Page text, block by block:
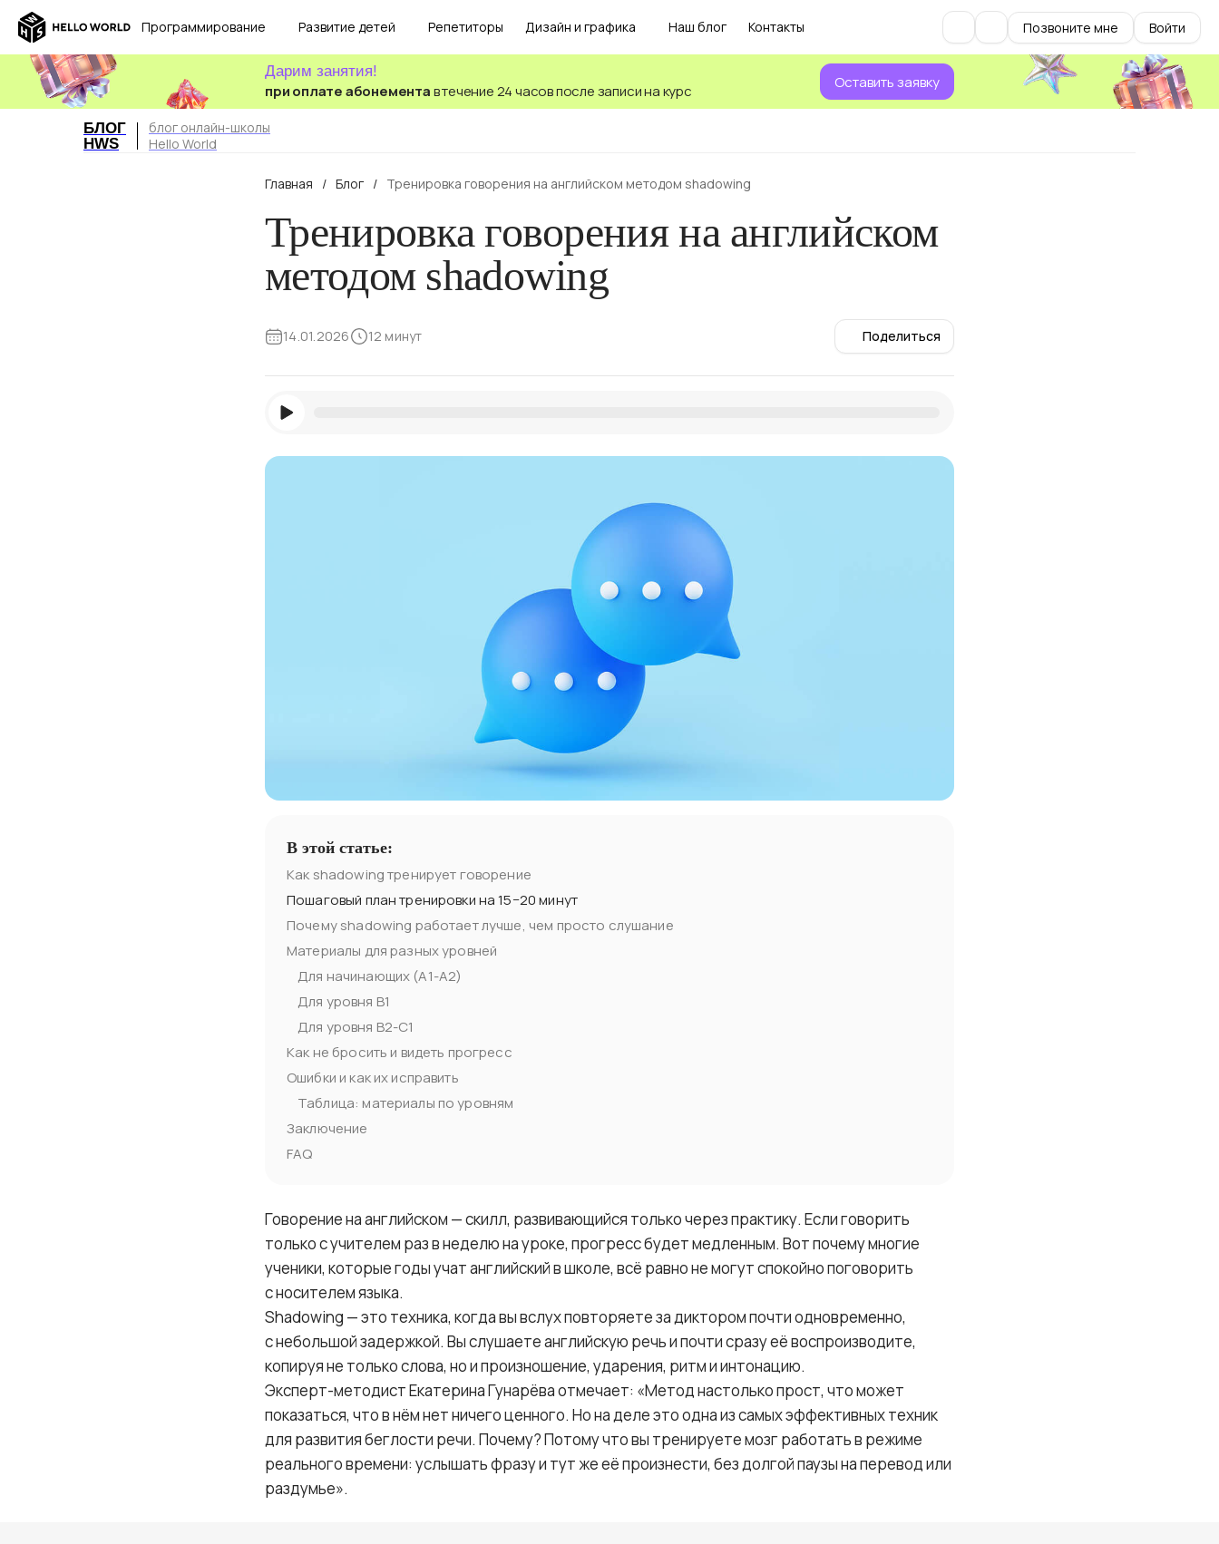
Программирование Развитие детей Репетиторы Дизайн и графика Наш блог Контакты Позвоните мне Войти
при оплате абонементав течение 24 часов после записи на курс
Дарим занятия!
Оставить заявку
БЛОГ
HWS
блог онлайн-школы
Hello World
Главная / Блог / Тренировка говорения на английском методом shadowing
Тренировка говорения на английском
методом shadowing
14.01.2026 12 минут Поделиться
В этой статье:
Как shadowing тренирует говорение
Пошаговый план тренировки на 15−20 минут
Почему shadowing работает лучше, чем просто слушание
Материалы для разных уровней
Для начинающих (A1-A2)
Для уровня B1
Для уровня B2-C1
Как не бросить и видеть прогресс
Ошибки и как их исправить
Таблица: материалы по уровням
Заключение
FAQ
Говорение на английском — скилл, развивающийся только через практику. Если говорить
только с учителем раз в неделю на уроке, прогресс будет медленным. Вот почему многие
ученики, которые годы учат английский в школе, всё равно не могут спокойно поговорить
с носителем языка.
Shadowing — это техника, когда вы вслух повторяете за диктором почти одновременно,
с небольшой задержкой. Вы слушаете английскую речь и почти сразу её воспроизводите,
копируя не только слова, но и произношение, ударения, ритм и интонацию.
Эксперт-методист Екатерина Гунарёва отмечает: «Метод настолько прост, что может
показаться, что в нём нет ничего ценного. Но на деле это одна из самых эффективных техник
для развития беглости речи. Почему? Потому что вы тренируете мозг работать в режиме
реального времени: услышать фразу и тут же её произнести, без долгой паузы на перевод или
раздумье».